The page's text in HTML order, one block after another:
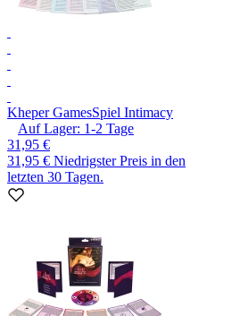
Kheper GamesSpiel Intimacy
Auf Lager: 1-2 Tage
31,95 €
31,95 € Niedrigster Preis in den
letzten 30 Tagen.